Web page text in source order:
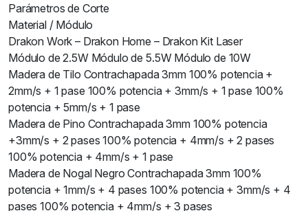
Parámetros de Corte
Material / Módulo
Drakon Work – Drakon Home – Drakon Kit Laser
Módulo de 2.5W Módulo de 5.5W Módulo de 10W
Madera de Tilo Contrachapada 3mm 100% potencia +
2mm/s + 1 pase 100% potencia + 3mm/s + 1 pase 100%
potencia + 5mm/s + 1 pase
Madera de Pino Contrachapada 3mm 100% potencia
+3mm/s + 2 pases 100% potencia + 4mm/s + 2 pases
100% potencia + 4mm/s + 1 pase
Madera de Nogal Negro Contrachapada 3mm 100%
potencia + 1mm/s + 4 pases 100% potencia + 3mm/s + 4
pases 100% potencia + 4mm/s + 3 pases